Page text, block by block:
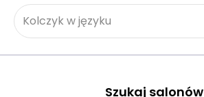
Kolczyk w języku
Szukaj salonów